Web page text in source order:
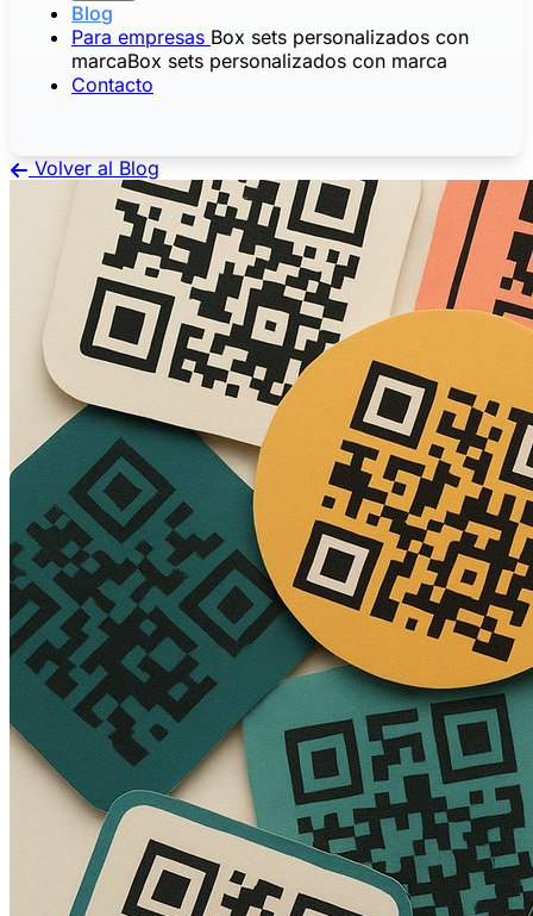
Blog
Para empresas Box sets personalizados con
marcaBox sets personalizados con marca
Contacto
Volver al Blog